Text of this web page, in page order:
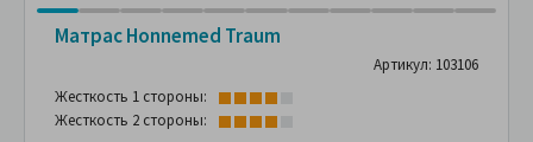
Матрас Hоnnemed Traum
Артикул: 103106
Жесткость 1 стороны:
Жесткость 2 стороны: